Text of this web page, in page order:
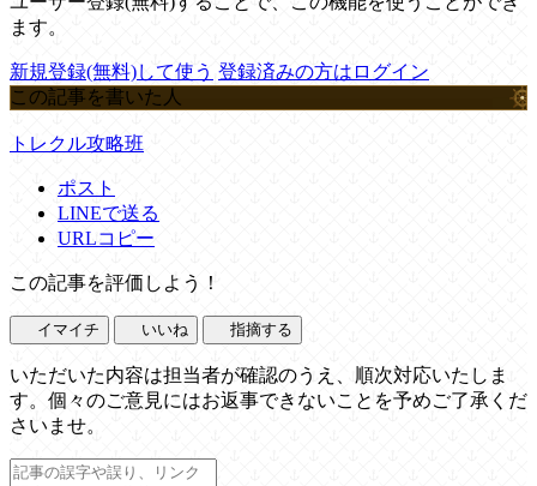
ます。
新規登録(無料)して使う 登録済みの方はログイン
この記事を書いた人
トレクル攻略班
ポスト
LINEで送る
URLコピー
この記事を評価しよう！
イマイチ いいね 指摘する
いただいた内容は担当者が確認のうえ、順次対応いたしま
す。個々のご意見にはお返事できないことを予めご了承くだ
さいませ。